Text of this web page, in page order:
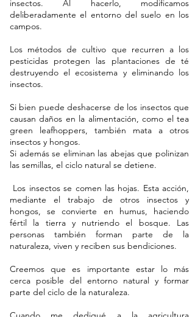
insectos. Al hacerlo, modificamos
deliberadamente el entorno del suelo en los
campos.
Los métodos de cultivo que recurren a los
pesticidas protegen las plantaciones de té
destruyendo el ecosistema y eliminando los
insectos.
Si bien puede deshacerse de los insectos que
causan daños en la alimentación, como el tea
green leafhoppers, también mata a otros
insectos y hongos.
Si además se eliminan las abejas que polinizan
las semillas, el ciclo natural se detiene.
Los insectos se comen las hojas. Esta acción,
mediante el trabajo de otros insectos y
hongos, se convierte en humus, haciendo
fértil la tierra y nutriendo el bosque. Las
personas también forman parte de la
naturaleza, viven y reciben sus bendiciones.
Creemos que es importante estar lo más
cerca posible del entorno natural y formar
parte del ciclo de la naturaleza.